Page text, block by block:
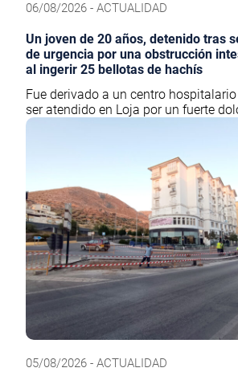
06/08/2026 - ACTUALIDAD
Un joven de 20 años, detenido tras
de urgencia por una obstrucción
al ingerir 25 bellotas de hachís
Fue derivado a un centro
ser atendido en Loja por un fuerte
05/08/2026 - ACTUALIDAD